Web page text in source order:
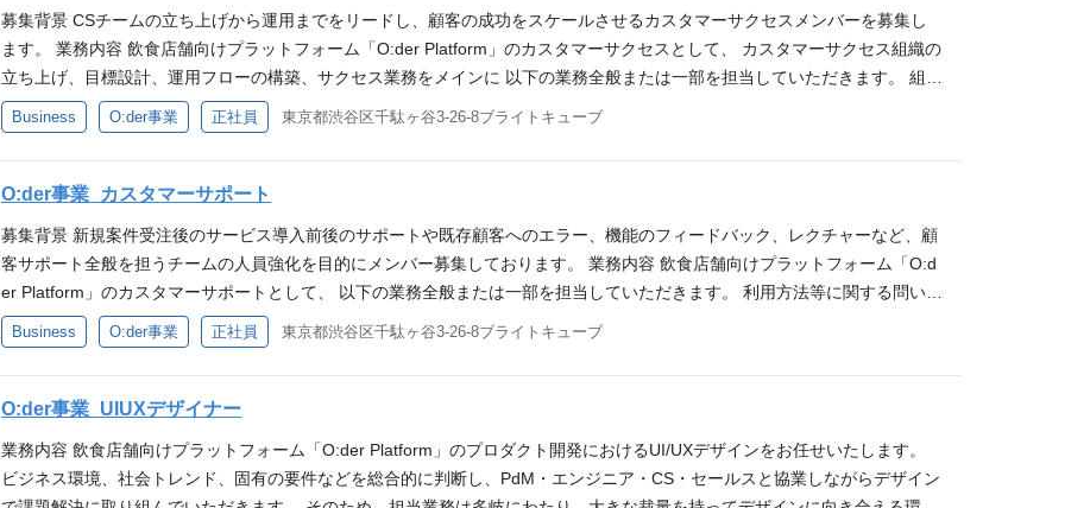
運用開始まで） 歓迎スキル 業務フローの設計や構築、運用管理、業務改善に向けた提案経験 Gainsight、Totango、Zendes
k、HubSpot等の導入・運用経験 NPS運用やヘルススコア設計の経験 エンタープライズ顧客への導入プロジェクトの経験 3～1
0名規模のチームマネジメントの経験 求める人物像 新しいことに挑戦すること、学ぶことが好きな方 お客様のフィードバック
に向き合い、課題解決に向けて能動的に動ける方 自主性をもって業務を管理し、定期的に共有・報告できる方 チームの一員と
して、助け合いながら仕事を進められる方
善提案、運用、効果検証、サポートまでの一貫した経験 歓迎スキル ユーザー向けFAQ、外部向けマニュアル、社内向けナレッ
ジなどの管理経験 飲食店や小売店向けのサービス、POSシステムに携わった経験 IT、SaaSプロダクトの企画、改善提案、マ
ネジメントの経験 求める人物像 仮説→実装→検証をテンポ良く回し、顧客起点で検証できる方 数字を軸に多職種をまとめら
れるデータ×調整力をお持ちの方 新しい技術や市場の動向を吸収し続け、変化を楽しむことができる方 自走しつつ知見をチー
活かしたQAスペシャリストやチームマネジメントへのキャリアなど志向性に合ったキャリアの実現が可能です。 プロダクト
をゼロから創り上げる経験 エンジニアやプロジェクトマネージャー、PdM（プロダクトマネージャー）と密接に連携し、要件
定義から企画・改善まで深く関与します。0→1の新規開発から、1→10の拡張フェーズまで、多様な挑戦を経験することで、
より良いプロダクトを創り上げるスキルを磨ける環境です。 変化とスピードを楽しめる、柔軟な組織カルチャー 役職、役割に
固定されすぎることはなく、自ら課題を見つけて新たなミッションとして推進する裁量があります。組織や仕組みの改善に主
体的に関わりたい方、チームの枠を越えて横断的に価値を発揮したい方にフィットする環境です 開発環境 バックエンド 開発
言語: Go インフラ: AWS コンテナオーケストレーション: ECS / EKS 構成管理: Terraform Webフロントエンド 言語: TypeScrip
ワーク: Flutter 共通ツール CI/CD: Github Actions / ArgoCD モニタリング: Datadog / Sentry 分析基盤: BigQuery / Looker 自動
テストツール: Playwright その他: GitHub / Slack / Confluence / Clickup / Miro 導入事例 大衆ジンギスカン酒場 ラムちゃん（株
式会社一家ダイニングプロジェクト様） からあげ日本一（株式会社日本一様） 肉好き大黒天（株式会社プレコフーズ様） 銀
座 篝（株式会社アデッソ様） 必須スキル Webサービスや第三者検証企業などでのQAエンジニア or テスター経験（目安：5年
React等のフレームワークを利用したSPAの開発経験 Webアプリケーションのチューニング経験 CI/CDを使った環境での開発
経験 求める人物像 当社のミッション、ビジョン、バリューに共感いただける方 プロダクトに貢献することを大事にする方
「良いものを作りたい」というマインドをお持ち、行動に移せる方 建設的な議論を大切にする方 チームの成長を促し、チーム
力の最大化にコミットできる方
な消費体験を創るプロダクト開発とOMOの実現 累計8,000店以上の飲食店で利用されているサービスのQA/品質保証を担当し
ます。デザインとテクノロジーを駆使し、スムーズで快適な注文フローを設計・開発し、より直感的で洗練されたインターフ
ェースを実現することで、 エンドユーザーの利便性を高めるだけでなく、新たな消費行動の創出にも貢献できます。QA視点
での要件定義からサービス導入店への視察やヒアリングを実施することも可能です。OMO（Online Merges with Offline）の実
デジタルがシームレスにつながる次世代の購買体験を自ら創り上げていく経験ができます。QA知見を活かしたQAスペシャリ
ストやチームマネジメントへのキャリアなど志向性に合ったキャリアの実現が可能です。 プロダクトをゼロから創り上げる経
験 エンジニアやプロジェクトマネージャー、PdM（プロダクトマネージャー）と密接に連携し、要件定義から企画・改善まで
深く関与します。0→1の新規開発から、1→10の拡張フェーズまで、多様な挑戦を経験することで、より良いプロダクトを創
り上げるスキルを磨ける環境です。 変化とスピードを楽しめる、柔軟な組織カルチャー 役職、役割に固定されすぎることはな
く、自ら課題を見つけて新たなミッションとして推進する裁量があります。組織や仕組みの改善に主体的に関わりたい方、チ
ームの枠を越えて横断的に価値を発揮したい方にフィットする環境です 開発環境 バックエンド 開発言語: Go インフラ: AWS
コンテナオーケストレーション: ECS / EKS 構成管理: Terraform Webフロントエンド 言語: TypeScript ライブラリ/フレームワ
ル CI/CD: Github Actions / ArgoCD モニタリング: Datadog / Sentry 分析基盤: BigQuery / Looker 自動テストツール: Playwrigh
t その他: GitHub / Slack / Confluence / Clickup / Miro 導入事例 大衆ジンギスカン酒場 ラムちゃん（株式会社一家ダイニングプ
募集背景 CSチームの立ち上げから運用までをリードし、顧客の成功をスケールさせるカスタマーサクセスメンバーを募集し
ます。 業務内容 飲食店舗向けプラットフォーム「O:der Platform」のカスタマーサクセスとして、 カスタマーサクセス組織の
立ち上げ、目標設計、運用フローの構築、サクセス業務をメインに 以下の業務全般または一部を担当していただきます。 組織
立ち上げに関わる業務 KPI（継続率、LTV、NPS、ヘルススコア等）とOKRの設計と運用ルールの策定 オンボーディング、定
例MTG、解約対応、アップセルプロセスなどの業務フロー設計 既存顧客向け業務 顧客との定例ミーティング、利用状況のモ
ニタリング（ログイン率、機能利用、ヘルススコア等） サービス品質向上に向けた、課題ヒアリング、改善提案 解約リスク顧
客の発見とリテンション施策の実行（回復計画の策定と実行） 顧客成功事例（ケーススタディ）の作成と社内共有 新規顧客向
イン作成と実装 利用率改善や活用・定着支援に向けた施策の企画・実行 導入後のフォロー（オンボーディング完了後の引き渡
し）、初期KPIの改善支援 ポジションの魅力 「O:der Platform」の強みとやりがい 人手不足や原料費高騰により飲食店の倒産
が増加する中で、価値ある消費体験の提供が集客向上に必要不可欠になっています。 当社の飲食店舗向けプラットフォーム
「O:der Platform」は、顧客目線を徹底的に追求したUXの高いモバイルオーダーサービスとして開発を続けています。 サービ
ループ全体のプロダクトと販売チャネルを活用した、【SaaSサービス×ハードウェア】のトータルソリューション提案に注力
しております。 店舗運営に欠かせない注文・決済端末等のハードウェア技術に強みを持つグローリーと連携することで、オフ
ラインをオンラインに繋げていくDX提案や、グローリーの大規模な営業網を活用した拡販に向けた体制作りに携わっていただ
Business O:der事業 正社員 東京都渋谷区千駄ヶ谷3-26-8ブライトキューブ
O:der事業_カスタマーサポート
募集背景 新規案件受注後のサービス導入前後のサポートや既存顧客へのエラー、機能のフィードバック、レクチャーなど、顧
客サポート全般を担うチームの人員強化を目的にメンバー募集しております。 業務内容 飲食店舗向けプラットフォーム「O:d
er Platform」のカスタマーサポートとして、 以下の業務全般または一部を担当していただきます。 利用方法等に関する問い合
わせ対応、メールでの案内送付 新機能リリース時のマニュアル整備 新規顧客に対するプロダクト導入サポート サービス導入
時のシステム設定、機器発注、在庫管理 顧客要望の社内フィードバック ポジションの魅力 「O:der Platform」の強みとやりが
い 人手不足や原料費高騰により飲食店の倒産が増加する中で、価値ある消費体験の提供が集客向上に必要不可欠になっていま
す。 当社の飲食店舗向けプラットフォーム「O:der Platform」は、顧客目線を徹底的に追求したUXの高いモバイルオーダーサ
だからこその達成感があります。 入社後のミッション これまでは、自社の販売チャネルを活用したセールス活動をミッション
にしておりましたが、現在はグローリーグループ全体のプロダクトと販売チャネルを活用した、【SaaSサービス×ハードウェ
Business O:der事業 正社員 東京都渋谷区千駄ヶ谷3-26-8ブライトキューブ
O:der事業_UIUXデザイナー
業務内容 飲食店舗向けプラットフォーム「O:der Platform」のプロダクト開発におけるUI/UXデザインをお任せいたします。
ビジネス環境、社会トレンド、固有の要件などを総合的に判断し、PdM・エンジニア・CS・セールスと協業しながらデザイン